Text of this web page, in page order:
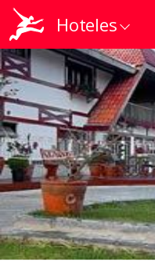
Hoteles